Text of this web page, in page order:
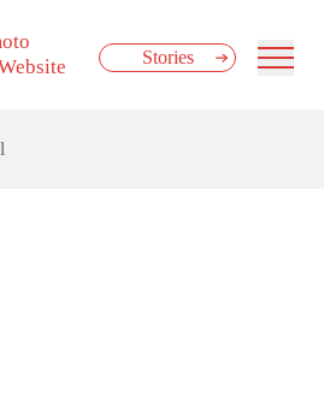
Stories